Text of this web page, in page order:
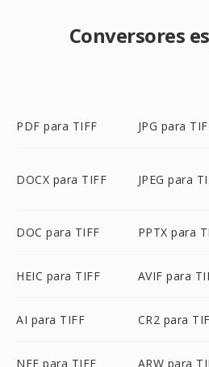
Conversores
PDF para TIFF JPG para
DOCX para TIFF JPEG para
DOC para TIFF PPTX para
HEIC para TIFF AVIF para
AI para TIFF CR2 para
NEF para TIFF ARW para